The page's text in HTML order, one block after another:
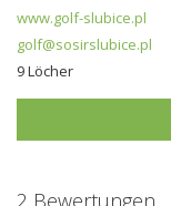
www.golf-slubice.pl
golf@sosirslubice.pl
9 Löcher
2 Bewertungen